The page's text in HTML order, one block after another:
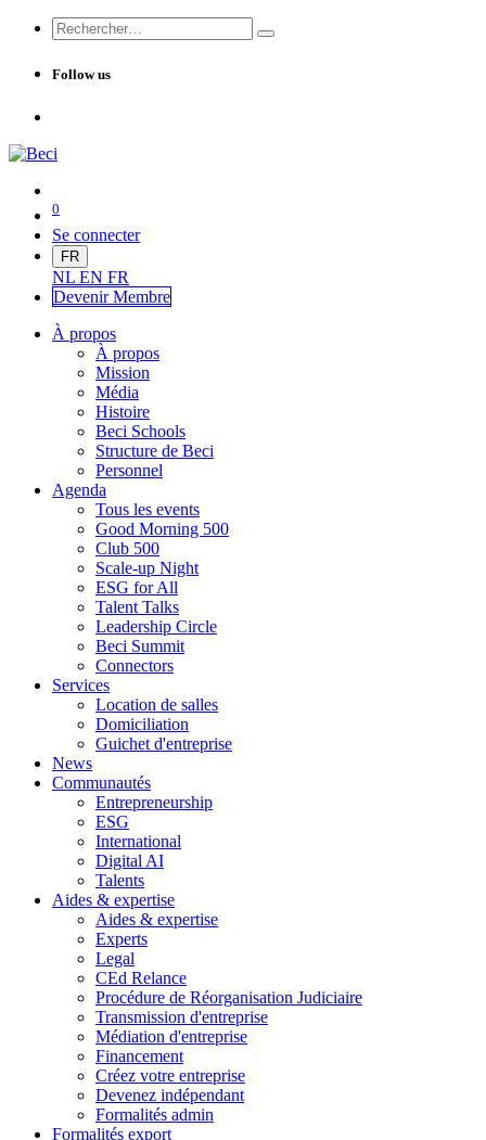
Follow us
0
Se connecter
FR
NL EN FR
Devenir Membre
À propos
À propos
Mission
Média
Histoire
Beci Schools
Structure de Beci
Personnel
Agenda
Tous les events
Good Morning 500
Club 500
Scale-up Night
ESG for All
Talent Talks
Leadership Circle
Beci Summit
Connectors
Services
Location de salles
Domiciliation
Guichet d'entreprise
News
Communautés
Entrepreneurship
ESG
International
Digital AI
Talents
Aides & expertise
Aides & expertise
Experts
Legal
CEd Relance
Procédure de Réorganisation Judiciaire
Transmission d'entreprise
Médiation d'entreprise
Financement
Créez votre entreprise
Devenez indépendant
Formalités admin
Formalités export